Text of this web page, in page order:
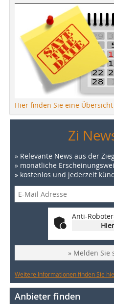
Hier finden Sie eine
Zi
» Relevante News aus der
» monatliche
» kostenlos und jederzeit
Anti-
» Melden Sie
Weitere Informationen finden Sie
Anbieter finden